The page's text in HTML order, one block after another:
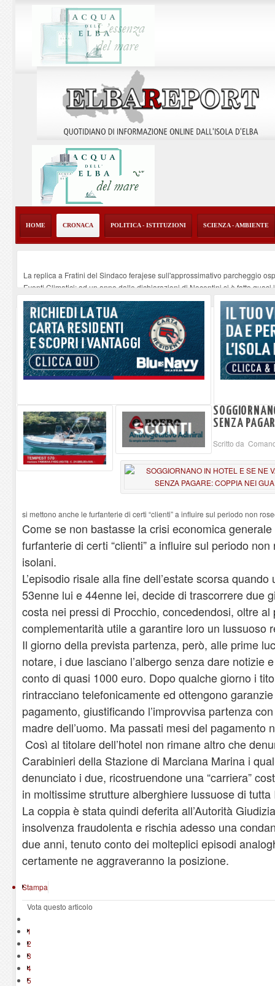
HOME CRONACA POLITICA - ISTITUZIONI SCIENZA - AMBIENTE
La replica a Fratini del Sindaco ferajese sull'approssimativo parcheggio
Eventi Climatici: ad un anno dalle dichiarazioni di Nocentini si è fatto quasi
Il 10 agosto a Rio Elba ospita il concerto “Le Storie Necessarie”-09-08-
Procchio - Straordinario successo del nuovo format Quiz Musicale-
09-08-
All’Elba il traghetto non è una vacanza: è la nostra strada
09-08-2026
SENZA
Scritto da
si mettono anche le furfanterie di certi “clienti” a influire sul periodo non
Come se non bastasse la crisi economica
furfanterie di certi “clienti” a influire sul periodo
isolani.
L’episodio risale alla fine dell’estate scorsa
53enne lui e 44enne lei, decide di trascorrere due
costa nei pressi di Procchio, concedendosi, oltre
complementarità utile a garantire loro un lussuoso
Il giorno della prevista partenza, però, alle prime
notare, i due lasciano l’albergo senza dare notizie
conto di quasi 1000 euro. Dopo qualche giorno i
rintracciano telefonicamente ed ottengono
pagamento, giustificando l’improvvisa partenza
madre dell’uomo. Ma passati mesi del pagamento
Così al titolare dell’hotel non rimane altro che
Carabinieri della Stazione di Marciana Marina i
denunciato i due, ricostruendone una “carriera”
in moltissime strutture alberghiere lussuose di
La coppia è stata quindi deferita all’Autorità
insolvenza fraudolenta e rischia adesso una
due anni, tenuto conto dei molteplici episodi
certamente ne aggraveranno la posizione.
Stampa
Vota questo articolo
1
2
3
4
5